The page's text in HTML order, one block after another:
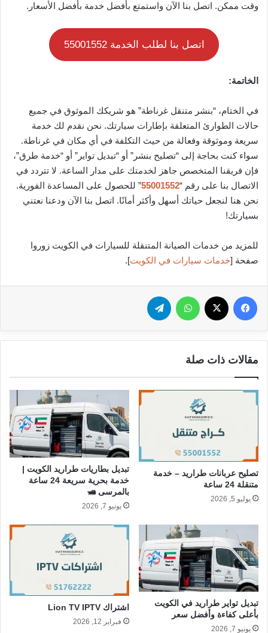
وقت ممكن. اتصل بنا الآن واستمتع بأفضل خدمة بأفضل الأسعار.
اتصل بنا لطلب الخدمة 55001552
الخاتمة:
في الختام، “بنشر متنقل غرناطة” هو شريكك الموثوق في جميع
حالات الطوارئ المتعلقة بإطارات سيارتك. نحن نقدم لك خدمة
سريعة وموثوقة وفعالة من حيث التكلفة في أي مكان في غرناطة.
سواء كنت بحاجة إلى “تصليح بنشر” أو “تبديل تواير” أو “خدمة طرق”،
فإن فريقنا المتخصص جاهز لخدمتك على مدار الساعة. لا تتردد في
الاتصال بنا على رقم “55001552” للحصول على المساعدة الفورية.
نحن هنا لنجعل حياتك أسهل وأكثر أمانًا. اتصل بنا الآن ودعنا نعتني
بسيارتك!
للمزيد من خدمات الصيانة المتنقلة للسيارات في الكويت زوروا
صفحة [خدمات سيارات في الكويت].
فيسبوك واتساب
مقالات ذات صلة
تصليح عربانات طراريد – خدمة
متنقلة 24 ساعة
يوليو 5, 2026
تبديل بطاريات طراريد الكويت |
خدمة بحرية سريعة 24 ساعة
بالمرسى 🛥️
يونيو 7, 2026
تبديل تواير طراريد في الكويت
بأعلى كفاءة وأفضل سعر
يونيو 7, 2026
اشتراك Lion TV IPTV
فبراير 12, 2026